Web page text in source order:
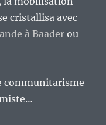
cristallisa avec
à Baader ou
communitarisme